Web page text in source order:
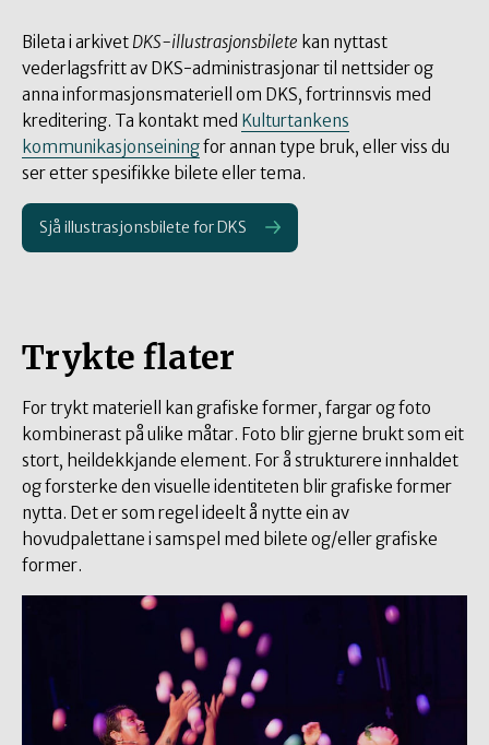
Bileta i arkivet DKS-illustrasjonsbilete kan nyttast
vederlagsfritt av DKS-administrasjonar til nettsider og
anna informasjonsmateriell om DKS, fortrinnsvis med
kreditering. Ta kontakt med Kulturtankens
kommunikasjonseiningfor annan type bruk, eller viss du
ser etter spesifikke bilete eller tema.
Sjå illustrasjonsbilete for DKS
Trykte flater
For trykt materiell kan grafiske former, fargar og foto
kombinerast på ulike måtar. Foto blir gjerne brukt som eit
stort, heildekkjande element. For å strukturere innhaldet
og forsterke den visuelle identiteten blir grafiske former
nytta. Det er som regel ideelt å nytte ein av
hovudpalettane i samspel med bilete og/eller grafiske
former.